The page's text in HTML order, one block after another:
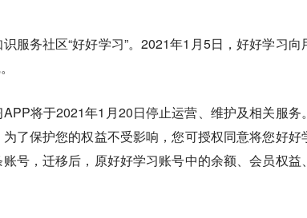
服务社区“好好学习”。2021年1月5日，好好学习向
将于2021年1月20日停止运营、维护及相关服务
了保护您的权益不受影响，您可授权同意将您好好
号，迁移后，原好好学习账号中的余额、会员权益